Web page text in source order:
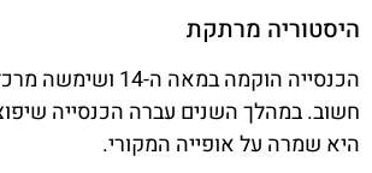
היסטוריה מרתקת
הכנסייה הוקמה במאה ה-
חשוב. במהלך השנים עברה הכנסייה
היא שמרה על אופייה המקורי.